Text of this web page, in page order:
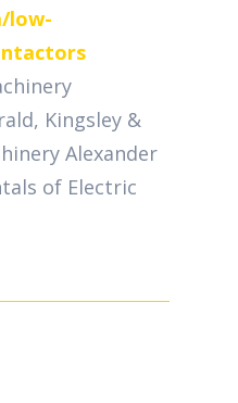
low-
Kingsley &
Alexander
of Electric